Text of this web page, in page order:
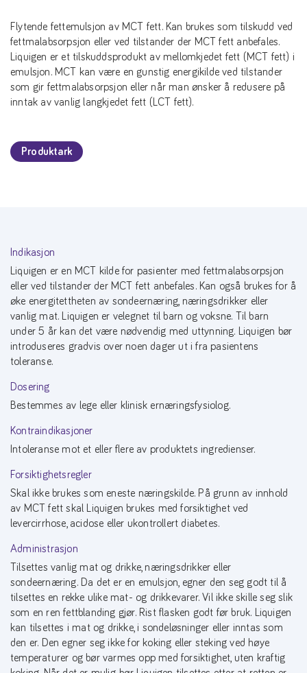
Flytende fettemulsjon av MCT fett. Kan brukes som tilskudd ved
fettmalabsorpsjon eller ved tilstander der MCT fett anbefales.
Liquigen er et tilskuddsprodukt av mellomkjedet fett (MCT fett) i
emulsjon. MCT kan være en gunstig energikilde ved tilstander
som gir fettmalabsorpsjon eller når man ønsker å redusere på
inntak av vanlig langkjedet fett (LCT fett).
Produktark
Indikasjon
Liquigen er en MCT kilde for pasienter med fettmalabsorpsjon
eller ved tilstander der MCT fett anbefales. Kan også brukes for å
øke energitettheten av sondeernæring, næringsdrikker eller
vanlig mat. Liquigen er velegnet til barn og voksne. Til barn
under 5 år kan det være nødvendig med uttynning. Liquigen bør
introduseres gradvis over noen dager ut i fra pasientens
toleranse.
Dosering
Bestemmes av lege eller klinisk ernæringsfysiolog.
Kontraindikasjoner
Intoleranse mot et eller flere av produktets ingredienser.
Forsiktighetsregler
Skal ikke brukes som eneste næringskilde. På grunn av innhold
av MCT fett skal Liquigen brukes med forsiktighet ved
levercirrhose, acidose eller ukontrollert diabetes.
Administrasjon
Tilsettes vanlig mat og drikke, næringsdrikker eller
sondeernæring. Da det er en emulsjon, egner den seg godt til å
tilsettes en rekke ulike mat- og drikkevarer. Vil ikke skille seg slik
som en ren fettblanding gjør. Rist flasken godt før bruk. Liquigen
kan tilsettes i mat og drikke, i sondeløsninger eller inntas som
den er. Den egner seg ikke for koking eller steking ved høye
temperaturer og bør varmes opp med forsiktighet, uten kraftig